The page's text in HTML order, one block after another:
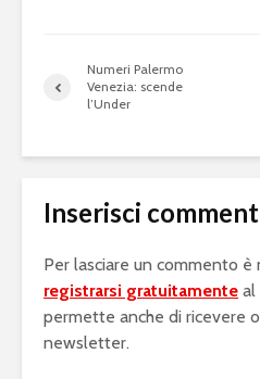
Numeri Palermo
Venezia: scende
l’Under
Inserisci
Per lasciare un commento è
registrarsi gratuitamente al
permette anche di ricevere
newsletter.